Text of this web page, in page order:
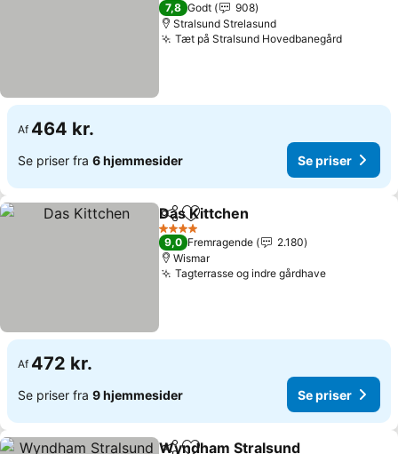
7,8 Godt
908
Stralsund Strelasund
Tæt på Stralsund Hovedbanegård
Af 464 kr.
Se priser fra 6 hjemmesider Se priser
Del Føj til favoritter
Das Kittchen
4 Stjerner
9,0 Fremragende
2.180
Wismar
Tagterrasse og indre gårdhave
Af 472 kr.
Se priser fra 9 hjemmesider Se priser
Wyndham Stralsund